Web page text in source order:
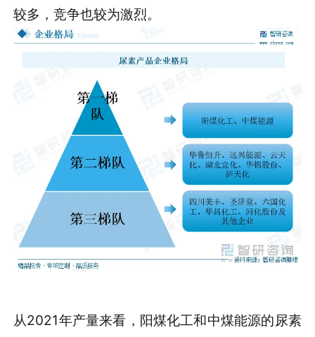
较多，竞争也较为激烈。
从2021年产量来看，阳煤化工和中煤能源的尿素